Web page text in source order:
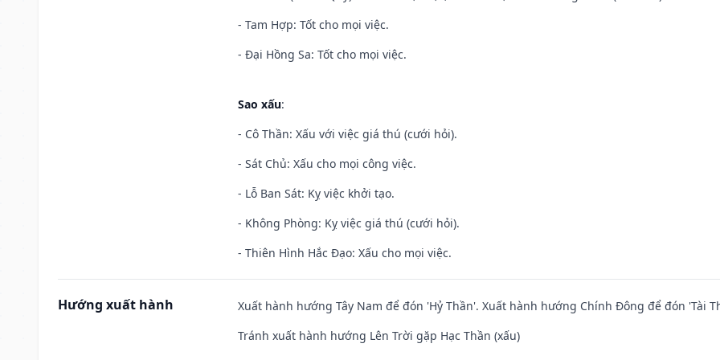
- Tam Hợp: Tốt cho mọi việc.
- Đại Hồng Sa: Tốt cho mọi việc.
Sao xấu:
- Cô Thần: Xấu với việc giá thú (cưới hỏi).
- Sát Chủ: Xấu cho mọi công việc.
- Lỗ Ban Sát: Kỵ việc khởi tạo.
- Không Phòng: Kỵ việc giá thú (cưới hỏi).
- Thiên Hình Hắc Đạo: Xấu cho mọi việc.
Hướng xuất hành
Xuất hành hướng Tây Nam để đón 'Hỷ Thần'. Xuất hành hướng Chính Đông để đón 'Tài
Tránh xuất hành hướng Lên Trời gặp Hạc Thần (xấu)